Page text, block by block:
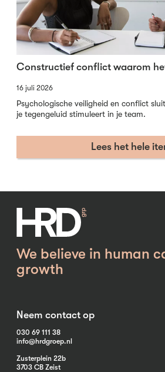
Constructief conflict waarom
16 juli 2026
Psychologische veiligheid en conflict
je tegengeluid stimuleert in je team.
Lees het hele
We believe in human
growth
Neem contact op
030 69 111 38
info@hrdgroep.nl
Zusterplein 22b
3703 CB Zeist